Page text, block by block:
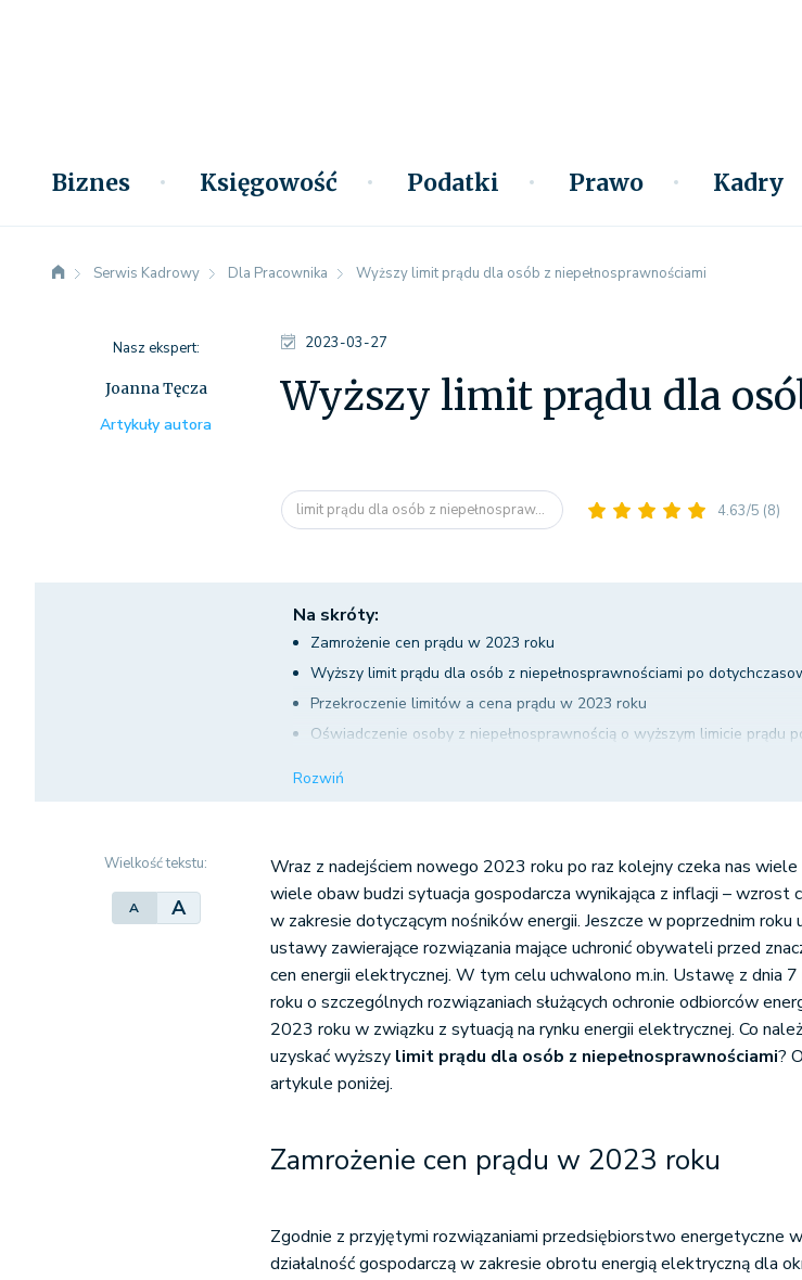
Biznes Księgowość Podatki Prawo Kadry
Serwis Kadrowy Dla Pracownika Wyższy limit prądu dla osób z niepełnosprawnościami
2023-03-27
Wyższy limit prądu dla
limit prądu dla osób z niepełnospraw... 4.63/5 (8)
Nasz ekspert:
Joanna Tęcza
Artykuły autora
Na skróty:
Zamrożenie cen prądu w 2023 roku
Wyższy limit prądu dla osób z niepełnosprawnościami po
Przekroczenie limitów a cena prądu w 2023 roku
Oświadczenie osoby z niepełnosprawnością o wyższym limicie prądu
Zmiana dostawcy prądu a limity prądu w 2023 roku
Wyższy limit prądu dla osób z niepełnosprawnościami - podsumowanie
Rozwiń
Wielkość tekstu:
A A
Wraz z nadejściem nowego 2023 roku po raz kolejny czeka nas
wiele obaw budzi sytuacja gospodarcza wynikająca z inflacji – wzrost
w zakresie dotyczącym nośników energii. Jeszcze w poprzednim roku
ustawy zawierające rozwiązania mające uchronić obywateli przed
cen energii elektrycznej. W tym celu uchwalono m.in. Ustawę z dnia
roku o szczególnych rozwiązaniach służących ochronie odbiorców
2023 roku w związku z sytuacją na rynku energii elektrycznej. Co
uzyskać wyższy limit prądu dla osób z niepełnosprawnościami?
artykule poniżej.
Zamrożenie cen prądu w 2023 roku
Zgodnie z przyjętymi rozwiązaniami przedsiębiorstwo energetyczne
działalność gospodarczą w zakresie obrotu energią elektryczną dla